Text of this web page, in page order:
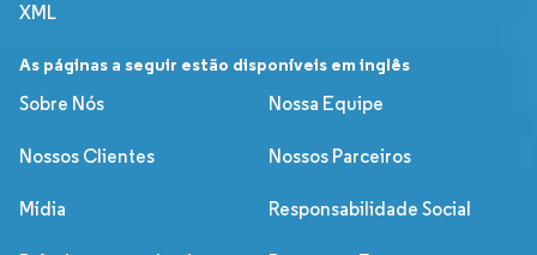
XML
As páginas a seguir estão disponíveis em inglês
Sobre Nós
Nossa Equipe
Nossos Clientes Nossos Parceiros
Mídia Responsabilidade Social